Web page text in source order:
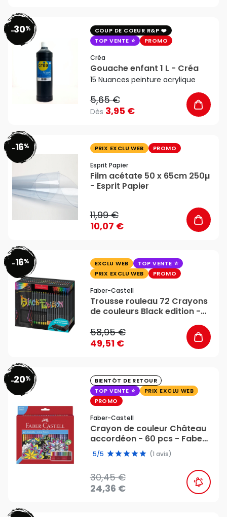
-30%
COUP DE COEUR R&P
TOP VENTE
PROMO
Créa
Gouache enfant 1 L - Créa
15 Nuances peinture acrylique
5,65 €
Dès 3,95 €
-16% PRIX EXCLU WEB PROMO
Esprit Papier
Film acétate 50 x 65cm 250µ
- Esprit Papier
11,99 €
10,07 €
-16% EXCLU WEB
TOP VENTE
PRIX EXCLU WEB
PROMO
Faber-Castell
Trousse rouleau 72 Crayons
de couleurs Black edition -
58,95 €
49,51 €
-20%
BIENTÔT DE RETOUR
TOP VENTE
PRIX EXCLU WEB
PROMO
Faber-Castell
Crayon de couleur Château
accordéon - 60 pcs - Faber-
Castell
5/5 (1 avis)
30,45 €
24,36 €